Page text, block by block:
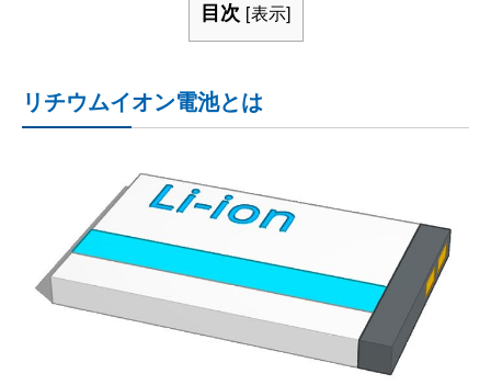
目次 [表示]
リチウムイオン電池とは